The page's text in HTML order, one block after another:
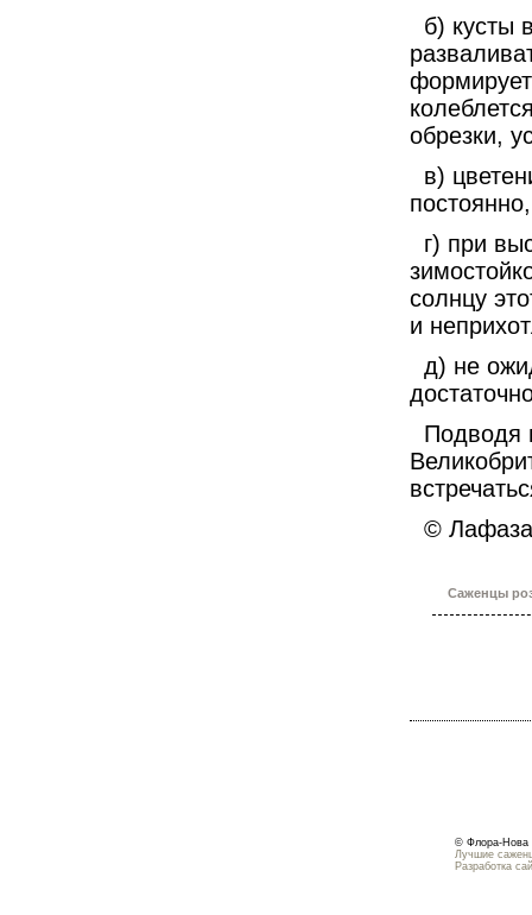
б) кусты
обрезки,
в)
г) при
солнцу
и
д) не
Подводя
©
Саженцы
© Флора-Нова
Лучшие
Разработка